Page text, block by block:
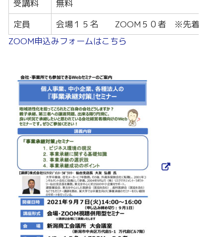
受講料
無料
定員
会場１５名 ZOOM５０者 ※先着順
ZOOM申込みフォームはこちら